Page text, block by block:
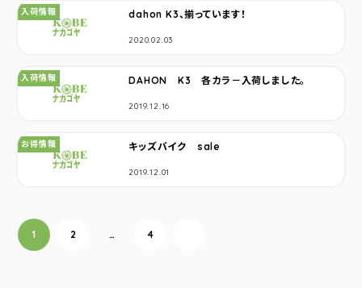
dahon K3、揃っています！
カテゴリ：
入荷情報
2020.02.03
DAHON K3 各カラ－入荷しました。
カテゴリ：
入荷情報
2019.12.16
キッズバイク sale
カテゴリ：
お得情報
2019.12.01
投稿ナビゲーション
1 2 … 4